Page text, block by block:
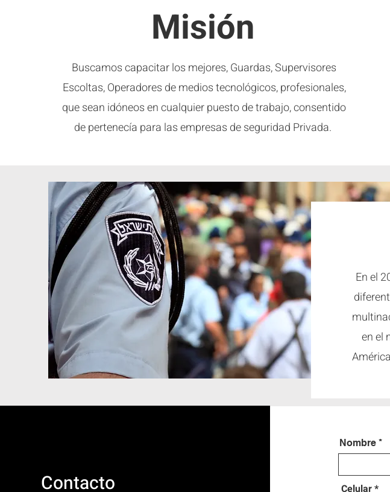
Misión
Buscamos capacitar los mejores, Guardas, Supervisores
Escoltas, Operadores de medios tecnológicos, profesionales,
que sean idóneos en cualquier puesto de trabajo, consentido
de pertenecía para las empresas de seguridad Privada.
En el
en el
Contacto
Nombre
Celular